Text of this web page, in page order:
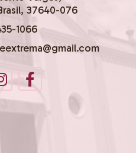
37640-076
1066